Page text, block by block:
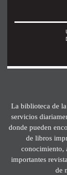
La biblioteca de
servicios
donde pueden
de libros
conocimiento,
importantes
de